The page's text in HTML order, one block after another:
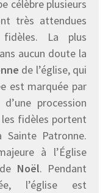
célèbre plusieurs
très attendues
La plus
aucun doute la
de l’église, qui
est marquée par
procession
les fidèles portent
Patronne.
à l’Église
Noël. Pendant
l’église est